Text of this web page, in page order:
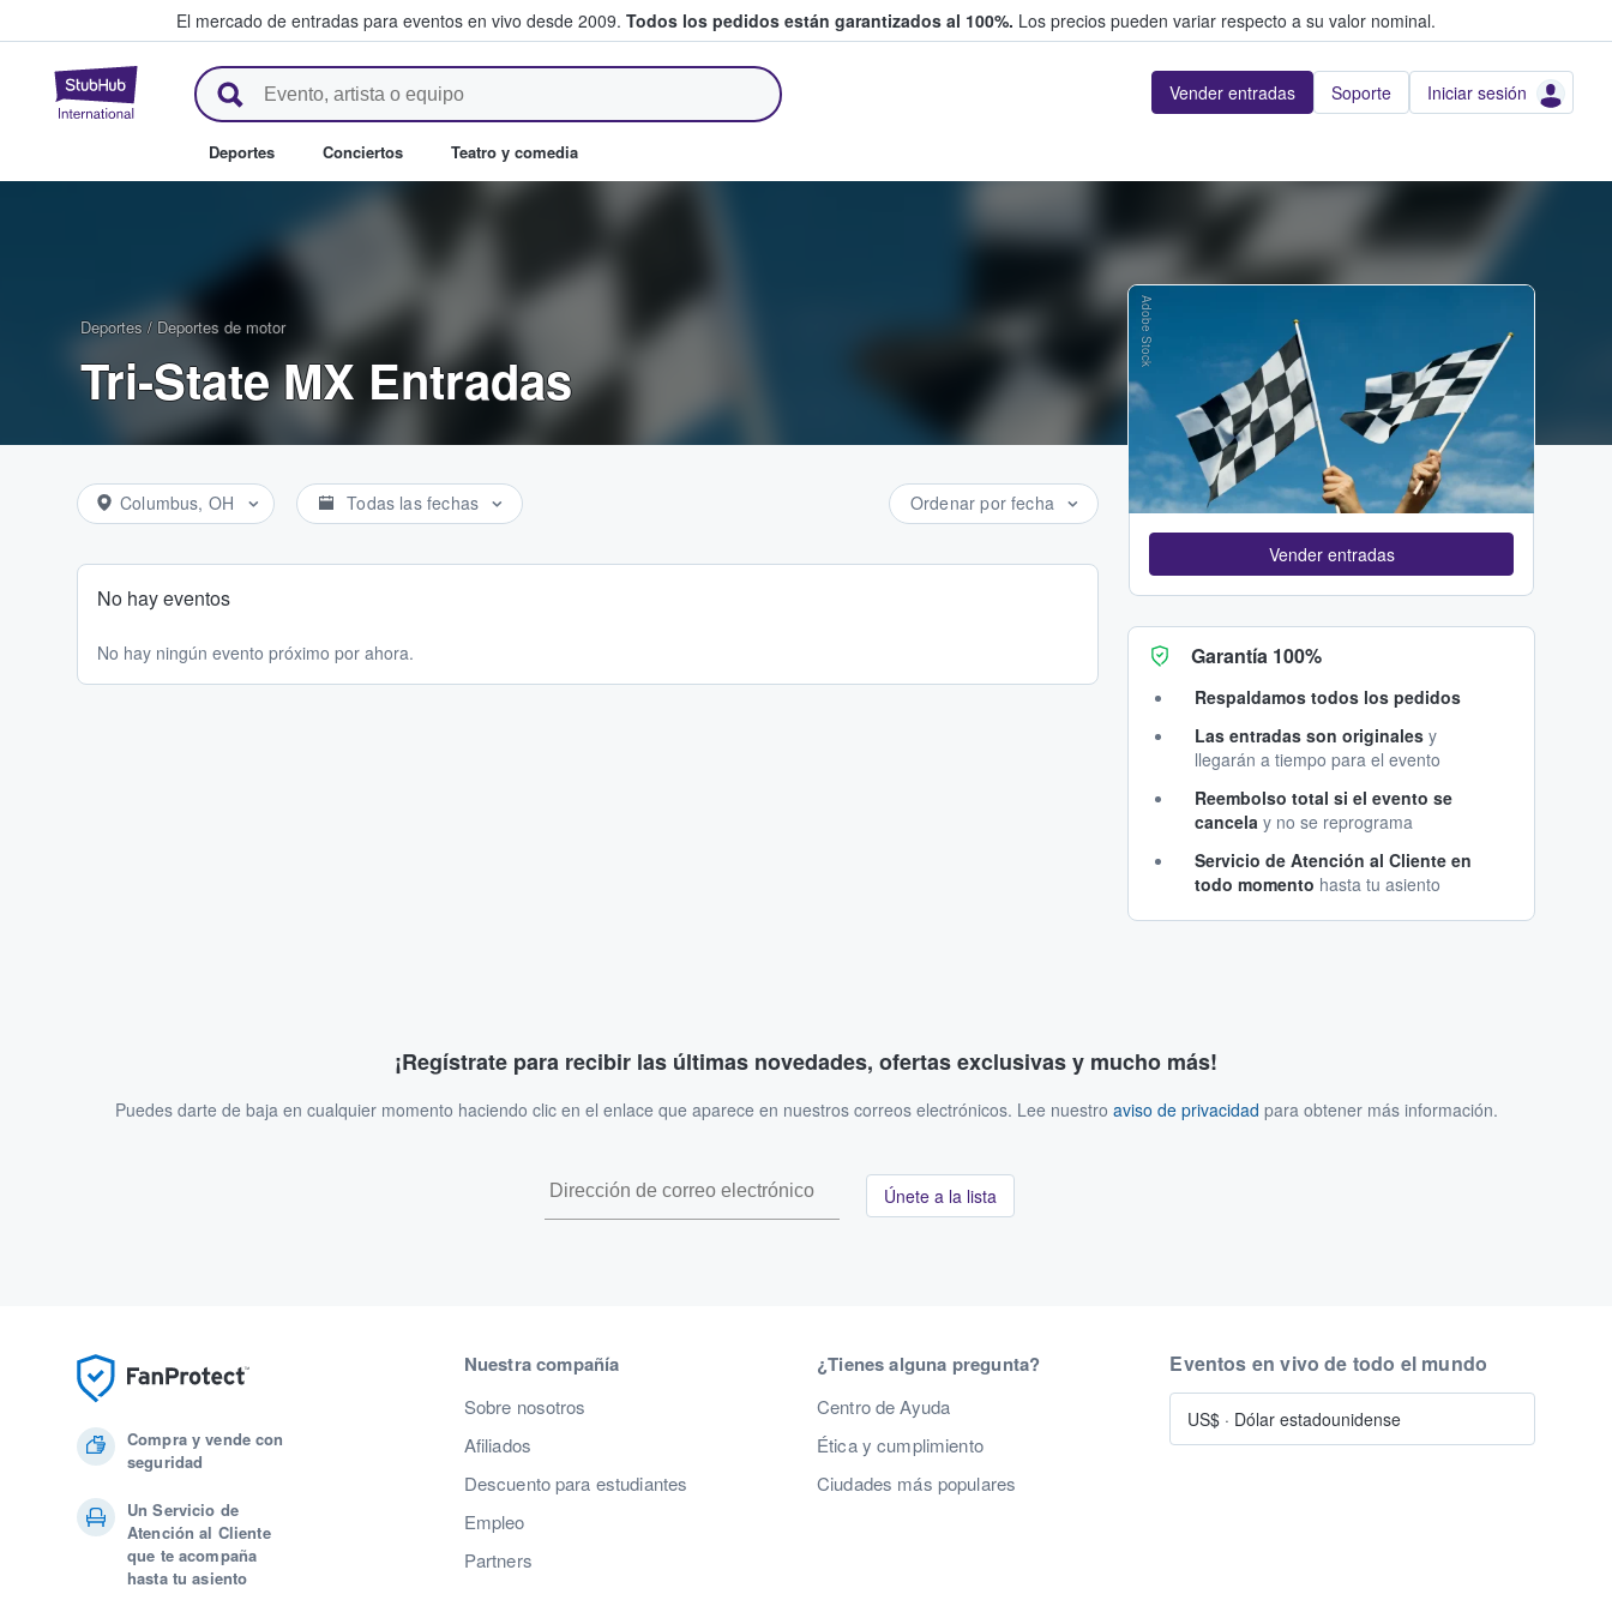
El mercado de entradas para eventos en vivo desde 2009. Todos los pedidos están garantizados al 100%. Los precios pueden variar respecto a su valor nominal.
StubHub: compra y venta de entradas entre fans Vender entradas Soporte Iniciar sesión
Deportes Conciertos Teatro y comedia
Deportes / Deportes de motor
Tri-State MX Entradas
Columbus, OH Todas las fechas Ordenar por fecha
No hay eventos
No hay ningún evento próximo por ahora.
Adobe Stock
Vender entradas
Garantía 100%
Respaldamos todos los pedidos
Las entradas son originales y
llegarán a tiempo para el evento
Reembolso total si el evento se
cancela y no se reprograma
Servicio de Atención al Cliente en
todo momento hasta tu asiento
¡Regístrate para recibir las últimas novedades, ofertas exclusivas y mucho más!
Puedes darte de baja en cualquier momento haciendo clic en el enlace que aparece en nuestros correos electrónicos. Lee nuestro aviso de privacidad para obtener más información.
Únete a la lista
Compra y vende con
seguridad
Un Servicio de
Atención al Cliente
que te acompaña
hasta tu asiento
Nuestra compañía
Sobre nosotros
Afiliados
Descuento para estudiantes
Empleo
Partners
¿Tienes alguna pregunta?
Centro de Ayuda
Ética y cumplimiento
Ciudades más populares
Eventos en vivo de todo el mundo
US$ · Dólar estadounidense